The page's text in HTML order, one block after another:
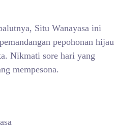
Situ Wanayasa ini
pepohonan hijau
Nikmati sore hari yang
mempesona.